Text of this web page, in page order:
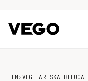
HEM ›VEGETARISKA